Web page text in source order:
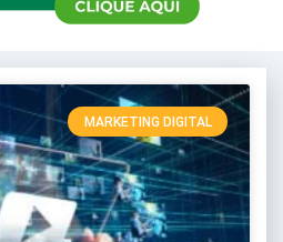
MARKETING DIGITAL